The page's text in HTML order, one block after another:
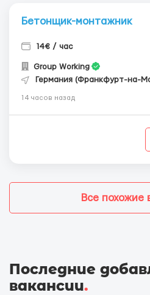
Бетонщик-монтажник
14€ / час
Group Working
Германия (Франкфурт-на-
14 часов назад
Все похожие
Последние
вакансии.